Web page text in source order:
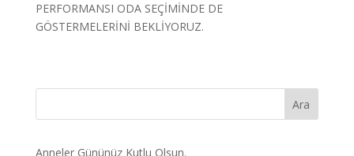
PERFORMANSI ODA SEÇİMİNDE DE
GÖSTERMELERİNİ BEKLİYORUZ.
Anneler Gününüz Kutlu Olsun.